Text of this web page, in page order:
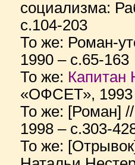
социализма:
с.104-203
То же: Роман-
1990 – с.65-163
То же: Капитан
«ОФСЕТ», 1993
То же: [Роман]
1998 – с.303-
То же: